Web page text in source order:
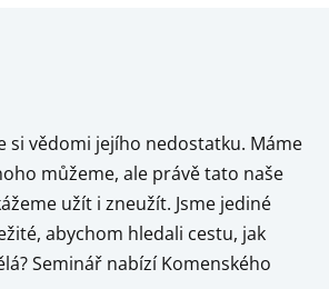
si vědomi jejího nedostatku. Máme
můžeme, ale právě tato naše
užít i zneužít. Jsme jediné
abychom hledali cestu, jak
Seminář nabízí Komenského